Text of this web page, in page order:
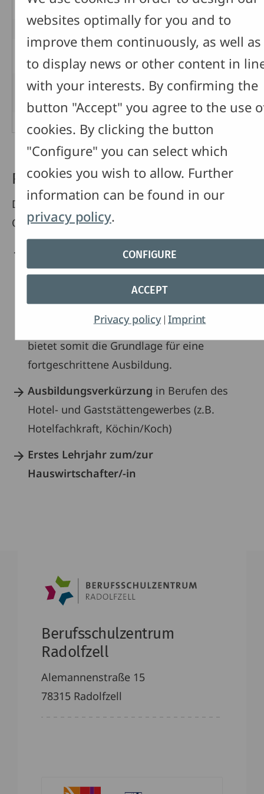
websites optimally for you and to
improve them continuously, as well as
to display news or other content in
with your interests. By confirming the
button "Accept" you agree to the use
cookies. By clicking the button
"Configure" you can select which
cookies you wish to allow. Further
information can be found in our
privacy policy.
CONFIGURE
ACCEPT
Privacy policy|Imprint
Stützunterricht
Wahlbereich
weitere Angebote nach Möglichkeiten der
Schule
Prüfung und Abschluss
Durch den Abschluss erlangen Sie folgende
Qualifikationen:
Der erlangte mittlere Bildungsabschluss
ermöglicht den Besuch weiterführender
Schulen, darunter das Berufliche
Gymnasium oder ein Berufskolleg, und
bietet somit die Grundlage für eine
fortgeschrittene Ausbildung.
Ausbildungsverkürzung in Berufen des
Hotel- und Gaststättengewerbes (z.B.
Hotelfachkraft, Köchin/Koch)
Erstes Lehrjahr zum/zur
Hauswirtschafter/-in
Berufsschulzentrum
Radolfzell
Alemannenstraße 15
78315 Radolfzell